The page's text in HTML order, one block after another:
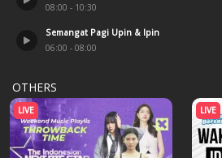
08:00 - 10:30
Semangat Pagi Upin & Ipin
06:00 - 08:00
OTHERS